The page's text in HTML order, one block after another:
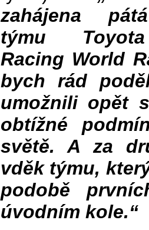
zahájena
týmu
Racing World
bych rád
umožnili opět
obtížné
světě. A za
vděk týmu,
podobě
úvodním kole.“